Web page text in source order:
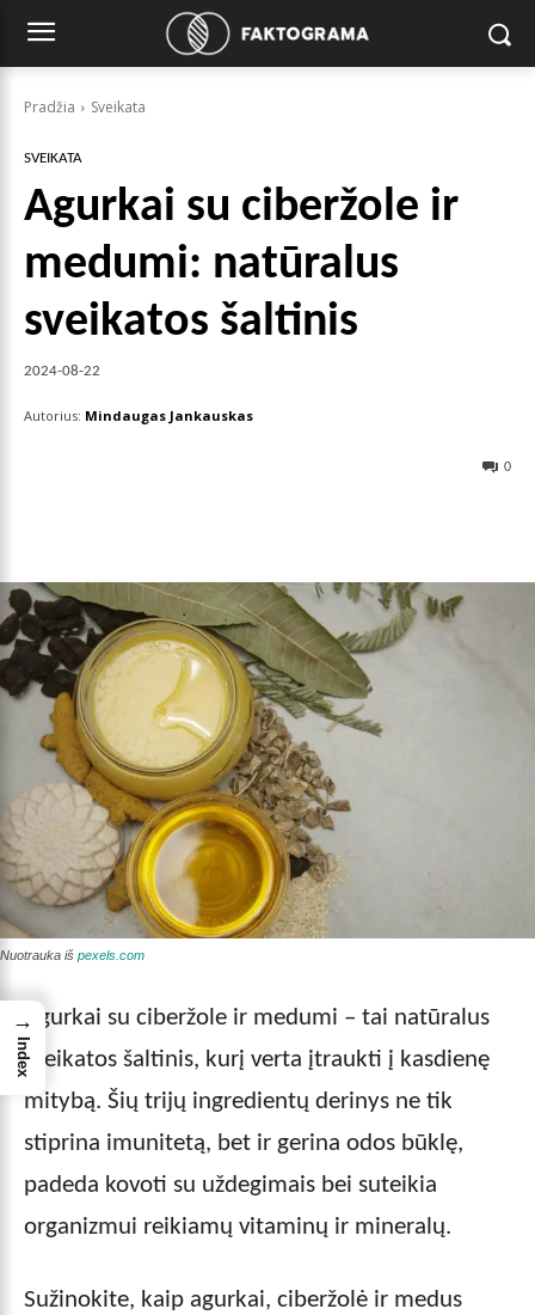
Pradžia Sveikata
SVEIKATA
Agurkai su ciberžole ir
medumi: natūralus
sveikatos šaltinis
2024-08-22
Autorius: Mindaugas Jankauskas
0
Nuotrauka iš pexels.com
Agurkai su ciberžole ir medumi – tai natūralus
sveikatos šaltinis, kurį verta įtraukti į kasdienę
mitybą. Šių trijų ingredientų derinys ne tik
stiprina imunitetą, bet ir gerina odos būklę,
padeda kovoti su uždegimais bei suteikia
organizmui reikiamų vitaminų ir mineralų.
Sužinokite, kaip agurkai, ciberžolė ir medus
→
Index